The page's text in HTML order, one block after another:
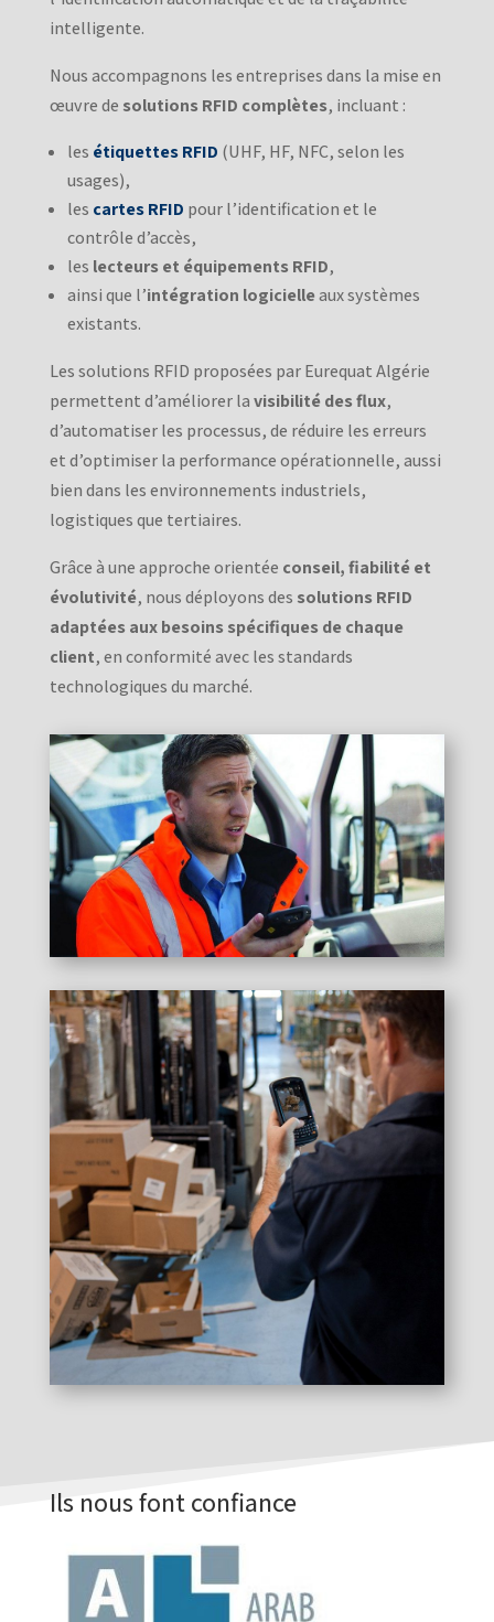
intelligente.
Nous accompagnons les entreprises dans la mise en
œuvre de solutions RFID complètes, incluant :
les étiquettes RFID (UHF, HF, NFC, selon les
usages),
les cartes RFID pour l’identification et le
contrôle d’accès,
les lecteurs et équipements RFID,
ainsi que l’intégration logicielleaux systèmes
existants.
Les solutions RFID proposées par Eurequat Algérie
permettent d’améliorer lavisibilité des flux,
d’automatiser les processus, de réduire les erreurs
et d’optimiser la performance opérationnelle, aussi
bien dans les environnements industriels,
logistiques que tertiaires.
Grâce à une approche orientée conseil, fiabilité et
évolutivité, nous déployons des solutions RFID
adaptées aux besoins spécifiques de chaque
client, en conformité avec les standards
technologiques du marché.
Ils nous font confiance